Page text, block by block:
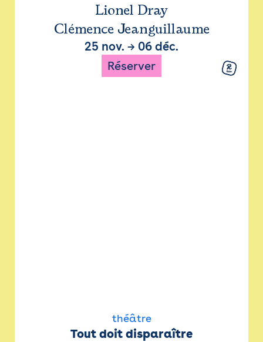
Lionel Dray
Clémence Jeanguillaume
25 nov. → 06 déc.
Réserver
théâtre
Tout doit disparaître